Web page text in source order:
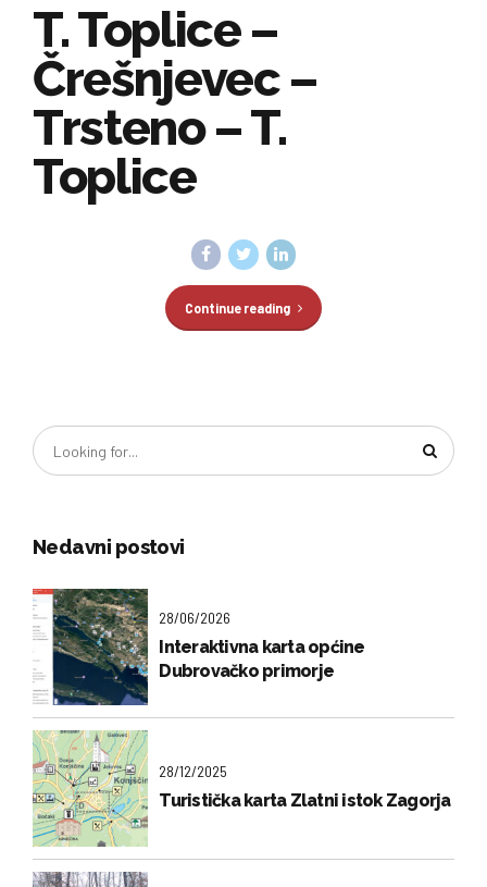
T. Toplice –
Črešnjevec –
Trsteno – T.
Toplice
Continue reading
Nedavni postovi
28/06/2026
Interaktivna karta općine
Dubrovačko primorje
28/12/2025
Turistička karta Zlatni istok Zagorja